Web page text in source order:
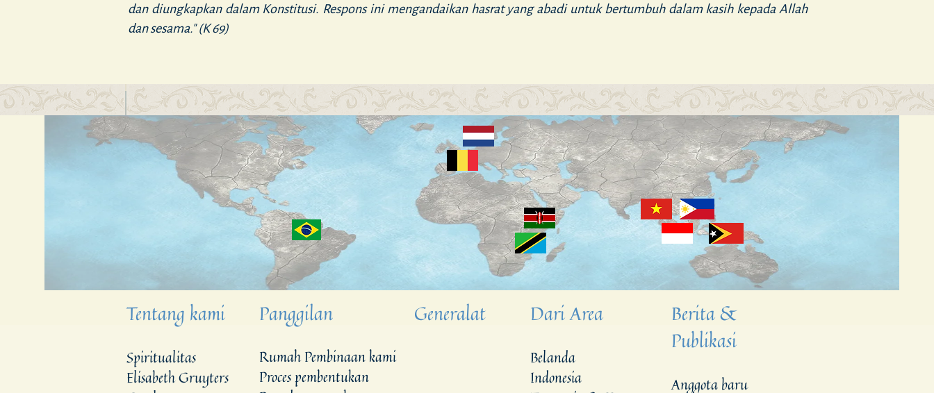
dan diungkapkan dalam Konstitusi. Respons ini mengandaikan hasrat yang abadi untuk bertumbuh dalam kasih kepada Allah
dan sesama." (K 69)
Tentang kami
Spiritualitas
Elisabeth Gruyters
Panggilan
Rumah Pembinaan kami
Proces pembentukan
Dari Area
Belanda
Indonesia
Berita &
Publikasi
Anggota baru
Generalat